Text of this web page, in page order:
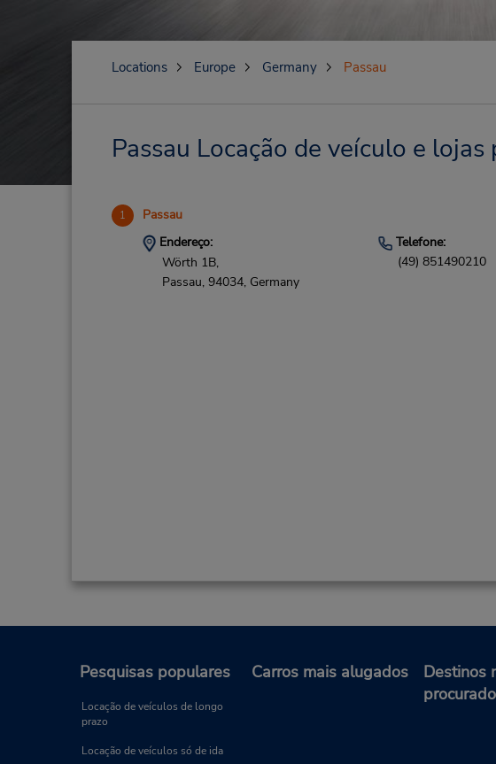
Locations Europe Germany Passau
Passau Locação de veículo e lojas
1 Passau
Endereço:
Wörth 1B,
Passau, 94034, Germany
Telefone:
(49) 851490210
Pesquisas populares
Locação de veículos de longo
prazo
Locação de veículos só de ida
Carros mais alugados
Destinos